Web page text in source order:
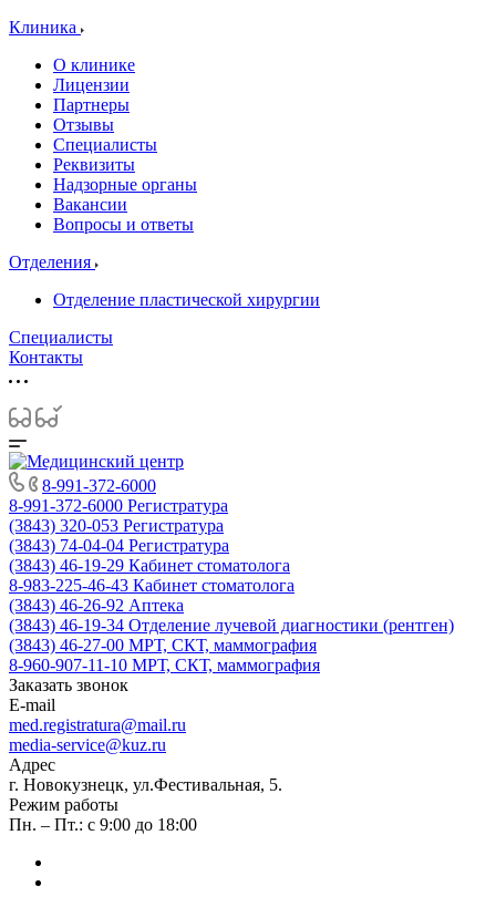
Клиника
О клинике
Лицензии
Партнеры
Отзывы
Специалисты
Реквизиты
Надзорные органы
Вакансии
Вопросы и ответы
Отделения
Отделение пластической хирургии
Специалисты
Контакты
8-991-372-6000
8-991-372-6000 Регистратура
(3843) 320-053 Регистратура
(3843) 74-04-04 Регистратура
(3843) 46-19-29 Кабинет стоматолога
8-983-225-46-43 Кабинет стоматолога
(3843) 46-26-92 Аптека
(3843) 46-19-34 Отделение лучевой диагностики (рентген)
(3843) 46-27-00 МРТ, СКТ, маммография
8-960-907-11-10 МРТ, СКТ, маммография
Заказать звонок
E-mail
med.registratura@mail.ru
media-service@kuz.ru
Адрес
г. Новокузнецк, ул.Фестивальная, 5.
Режим работы
Пн. – Пт.: с 9:00 до 18:00